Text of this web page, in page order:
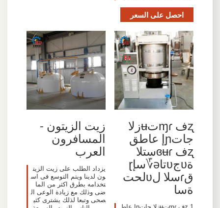
احصل على السعر
ʐف ɱɾتʉزلا
جاتɲإ عاطق
ʐف ɞʉɾستلا
ةʋجʋتاə؆سإɽ
قɾسلا لʋلحت
ةسا
زيت الزيتون -
المسافرون
العرب
يزداد الطلب على زيت الزيت
ون لدينا ويتم التوسع فى اس
تخدامه بطرق اكثر من الما
ضى وذلك مع زيادة الوعى ال
صحى وتبعا لذلك يشترى كثي